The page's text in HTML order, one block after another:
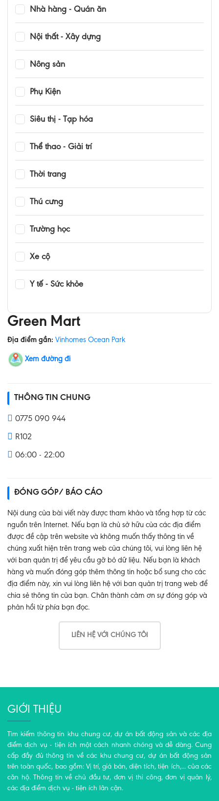
Nhà hàng - Quán ăn
Nội thất - Xây dựng
Nông sản
Phụ Kiện
Siêu thị - Tạp hóa
Thể thao - Giải trí
Thời trang
Thú cưng
Trường học
Xe cộ
Y tế - Sức khỏe
Green Mart
Địa điểm gần: Vinhomes Ocean Park
Xem đường đi
THÔNG TIN CHUNG
0775 090 944
R102
06:00 - 22:00
ĐÓNG GÓP/ BÁO CÁO
Nội dung của bài viết này được tham khảo và tổng hợp từ các
nguồn trên Internet. Nếu bạn là chủ sở hữu của các địa điểm
được đề cập trên website và không muốn thấy thông tin về
chúng xuất hiện trên trang web của chúng tôi, vui lòng liên hệ
với ban quản trị để yêu cầu gỡ bỏ dữ liệu. Nếu bạn là khách
hàng và muốn đóng góp thêm thông tin hoặc bổ sung cho các
địa điểm này, xin vui lòng liên hệ với ban quản trị trang web để
chia sẻ thông tin của bạn. Chân thành cảm ơn sự đóng góp và
phản hồi từ phía bạn đọc.
LIÊN HỆ VỚI CHÚNG TÔI
GIỚI THIỆU
Tìm kiếm thông tin khu chung cư, dự án bất động sản và các địa
điểm dịch vụ - tiện ích một cách nhanh chóng và dễ dàng. Cung
cấp đầy đủ thông tin về các khu chung cư, dự án bất động sản
trên toàn quốc, bao gồm: Vị trí, giá bán, diện tích, tiện ích,... của các
căn hộ. Thông tin về chủ đầu tư, đơn vị thi công, đơn vị quản lý,
các địa điểm dịch vụ - tiện ích lân cận.